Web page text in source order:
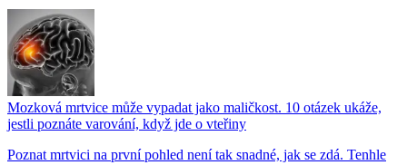
Mozková mrtvice může vypadat jako maličkost. 10 otázek ukáže,
jestli poznáte varování, když jde o vteřiny
Poznat mrtvici na první pohled není tak snadné, jak se zdá. Tenhle